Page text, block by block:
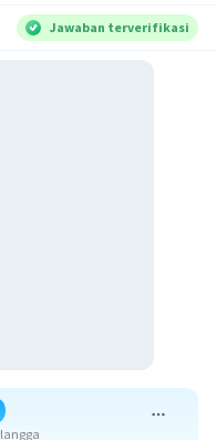
Jawaban terverifikasi